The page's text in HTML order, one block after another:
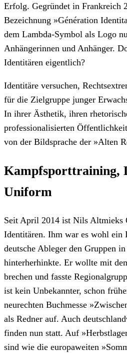
Erfolg. Gegründet in Frankreich
Bezeichnung »Génération
dem Lambda-Symbol als Logo
Anhängerinnen und Anhänger.
Identitären eigentlich?
Identitäre versuchen,
für die Zielgruppe junger
In ihrer Ästhetik, ihren
professionalisierten
von der Bildsprache der »Alten
Kampfsporttraining,
Uniform
Seit April 2014 ist Nils Altmieks
Identitären. Ihm war es wohl ein
deutsche Ableger den Gruppen
hinterherhinkte. Er wollte mit
brechen und fasste
ist kein Unbekannter, schon
neurechten Buchmesse
als Redner auf. Auch
finden nun statt. Auf
sind wie die europaweiten